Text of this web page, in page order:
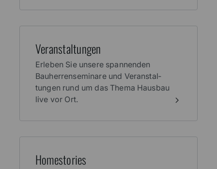
Veran­stal­tungen
Erleben Sie unsere spannenden
Bauherren­seminare und Veranstal­
tungen rund um das Thema Haus­bau
live vor Ort.
Home­stories